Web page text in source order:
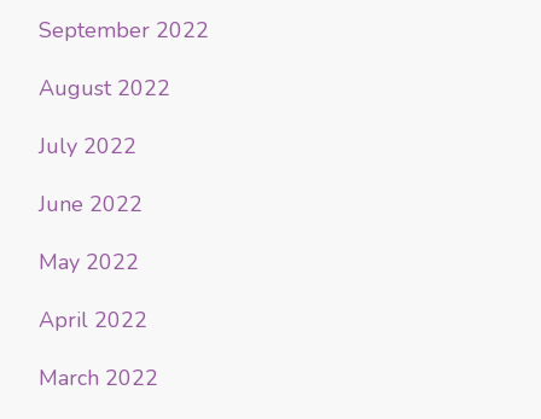
September 2022
August 2022
July 2022
June 2022
May 2022
April 2022
March 2022